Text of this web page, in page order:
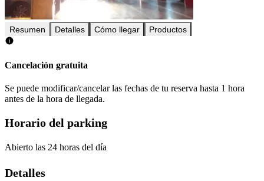
Resumen Detalles Cómo llegar Productos
Cancelación gratuita
Se puede modificar/cancelar las fechas de tu reserva hasta 1 hora
antes de la hora de llegada.
Horario del parking
Abierto las 24 horas del día
Detalles